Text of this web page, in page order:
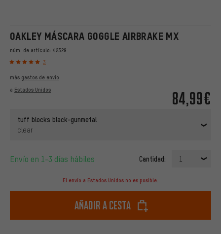
OAKLEY MÁSCARA GOGGLE AIRBRAKE MX
núm. de artículo: 42329
3
84,99€
más gastos de envío
a Estados Unidos
tuff blocks black-gunmetal
clear
Envío en 1-3 días hábiles Cantidad: 1
El envío a Estados Unidos no es posible.
Añadir a cesta